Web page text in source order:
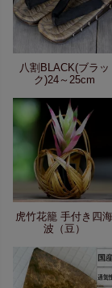
八割BLACK(ブラッ
ク)24～25cm
虎竹花籠 手付き四海
波（豆）